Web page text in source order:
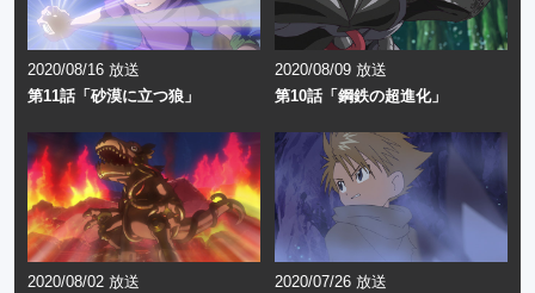
2020/08/16 放送
第11話「砂漠に立つ狼」
2020/08/09 放送
第10話「鋼鉄の超進化」
2020/08/02 放送
2020/07/26 放送